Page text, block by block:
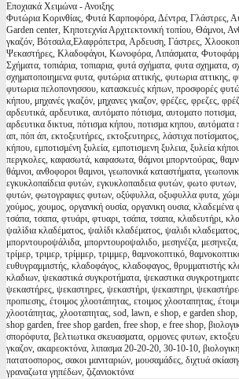
Εποχιακά Χειμώνα - Ανοιξης
Φυτώρια Κορινθίας, Φυτά Καρποφόρα, Δέντρα, Γλάστρες,
Garden center, Κηποτεχνία Αρχιτεκτονική τοπίου, Θάμνοι,
γκαζόν, Βότσαλα,Ελαφρόπετρα, Αρδευση, Γάστρες,
Ψεκαστήρες, Κλαδοφάγοι, Κωνοφόρα, Λιπάσματα,
Σχήματα, τοπιάρια, τοπιαρια, φυτά σχήματα, φυτα σχηματα,
σχηματοποιημενα φυτα, φυτώρια αττικής, φυτωρια αττικης,
φυτωρια πελοπονησσου, κατασκευές κήπων, προσφορές
κήπου, μηχανές γκαζόν, μηχανες γκαζον, φρέζες, φρεζες,
αρδευτικά, αρδευτικα, αυτόματο πότισμα, αυτοματο ποτισμα,
αρδευτικα δικτυα, πότισμα κήπου, ποτισμα κηπου, αυτόματα
απ, πόπ άπ, εκτοξευτήρες, εκτοξευτηρες, λάστιχα
κήπου, εμποτισμένη ξυλεία, εμποτισμενη ξυλεια, ξυλεία
περγκολες, καφασωτά, καφασωτα, θάμνοι μπορντούρας,
θάμνοι, ανθοφοροι θαμνοι, γεωπονικά καταστήματα,
εγκυκλοπαίδεια φυτών, εγκυκλοπαιδεια φυτών, φωτο
φυτών, φωτογραφιες φυτων, οξύφυλλα, οξυφυλλα φυτα,
χούμος, χουμος, οργανική ουσία, οργανικη ουσια,
τσάπα, τσαπα, φτυάρι, φτυαρι, τσάπα, τσαπα, κλαδευτήρι,
ψαλίδια κλαδέματος, ψαλίδι κλαδέματος, ψαλιδι
μπορντουροψάλιδα, μπορντουροψαλιδο, μεσηνέζα,
τρίμερ, τριμερ, τρίμμερ, τριμμερ, θαμνοκοπτικό,
ευθυγραμμιστής, κλαδοφάγος, κλαδοφαγος, θρυμματιστής
κλαδιων, ψεκαστικά συγκροτήματα, ψεκαστικα
ψεκαστήρες, ψεκαστηρες, ψεκαστήρι, ψεκαστηρι,
προπιεσης, έτοιμος χλοοτάπητας, ετοιμος χλοοταπητας,
χλοοτάπητας, χλοοταπητας, sod, lawn, e shop, e garden
shop garden, free shop garden, free shop, e free shop,
σπορόφυτα, βελτιωτικα σκευασματα, ορμονες φυτων,
γκαζον, ακαρεοκτόνα, λιπασμα 20-20-20, 30-10-10,
πατατοσπορος, σακοι μανιταριών, μουσαμάδες, διχτυά
γραναζωτα γηπέδων, ζιζανιοκτόνα